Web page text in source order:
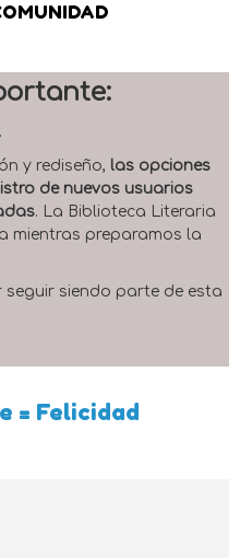
y rediseño, las opciones
de nuevos usuarios
. La Biblioteca Literaria
mientras preparamos la
siendo parte de esta
= Felicidad